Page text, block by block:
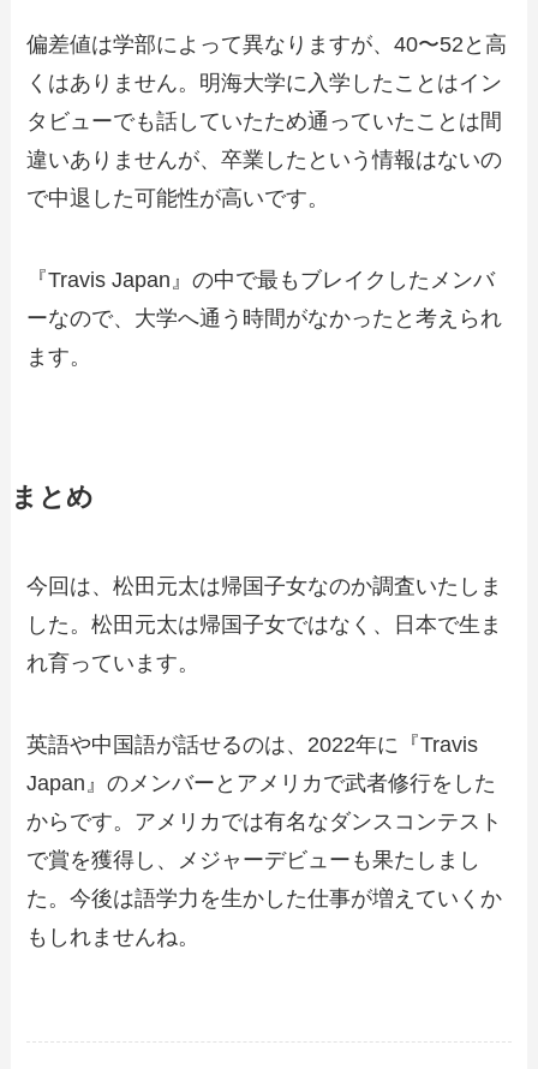
偏差値は学部によって異なりますが、40〜52と高
くはありません。明海大学に入学したことはイン
タビューでも話していたため通っていたことは間
違いありませんが、卒業したという情報はないの
で中退した可能性が高いです。
『Travis Japan』の中で最もブレイクしたメンバ
ーなので、大学へ通う時間がなかったと考えられ
ます。
まとめ
今回は、松田元太は帰国子女なのか調査いたしま
した。松田元太は帰国子女ではなく、日本で生ま
れ育っています。
英語や中国語が話せるのは、2022年に『Travis
Japan』のメンバーとアメリカで武者修行をした
からです。アメリカでは有名なダンスコンテスト
で賞を獲得し、メジャーデビューも果たしまし
た。今後は語学力を生かした仕事が増えていくか
もしれませんね。